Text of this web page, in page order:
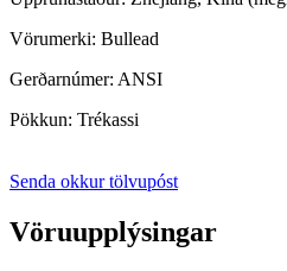
Vörumerki: Bullead
Gerðarnúmer: ANSI
Pökkun: Trékassi
Senda okkur tölvupóst
Vöruupplýsingar